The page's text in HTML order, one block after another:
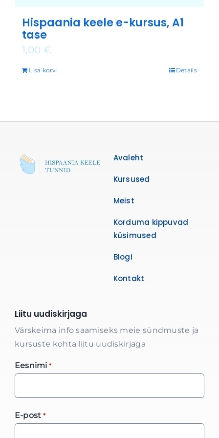
Hispaania keele e-kursus, A1
tase
1,00 €
Lisa korvi Details
Avaleht
Kursused
Meist
Korduma kippuvad
küsimused
Blogi
Kontakt
Liitu uudiskirjaga
Värskeima info saamiseks meie sündmuste ja
kursuste kohta liitu uudiskirjaga
Eesnimi *
E-post *